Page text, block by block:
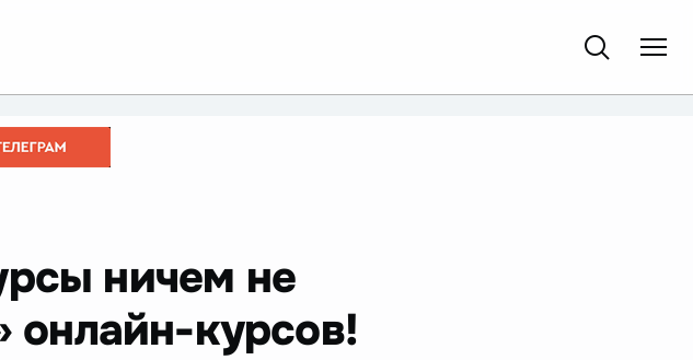
ничем не
онлайн-курсов!